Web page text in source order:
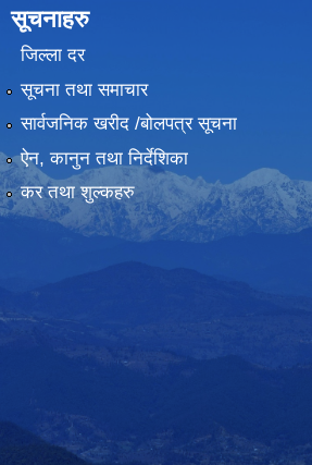
सूचनाहरु
जिल्ला दर
सूचना तथा समाचार
सार्वजनिक खरीद /बोलपत्र सूचना
ऐन, कानुन तथा निर्देशिका
कर तथा शुल्कहरु